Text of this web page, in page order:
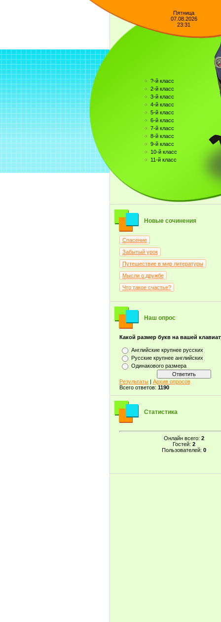
Пятница
07.08.2026
23:31
?-й класс
2-й класс
3-й класс
4-й класс
5-й класс
6-й класс
7-й класс
8-й класс
9-й класс
10-й класс
11-й класс
Новые сочинения
Спасение
Забытый урок
Путешествие в мир литературы
Мысли о дружбе
Что такое счастье?
Наш опрос
Какой размер букв на вашей
Английские крупнее русских
Русские крупнее английских
Одинакового размера
Результаты| Архив опросов
Всего ответов: 1190
Статистика
Онлайн всего: 2
Гостей: 2
Пользователей: 0